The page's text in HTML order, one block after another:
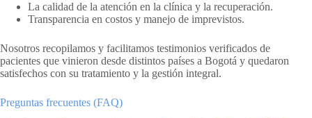
La calidad de la atención en la clínica y la recuperación.
Transparencia en costos y manejo de imprevistos.
Nosotros recopilamos y facilitamos testimonios verificados de
pacientes que vinieron desde distintos países a Bogotá y quedaron
satisfechos con su tratamiento y la gestión integral.
Preguntas frecuentes (FAQ)